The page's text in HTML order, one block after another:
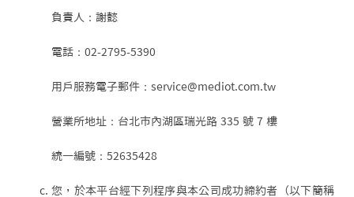
負責人：謝懿
電話：02-2795-5390
用戶服務電子郵件：service@mediot.com.tw
營業所地址：台北市內湖區瑞光路 335 號 7 樓
統一編號：52635428
您，於本平台經下列程序與本公司成功締約者（以下簡稱